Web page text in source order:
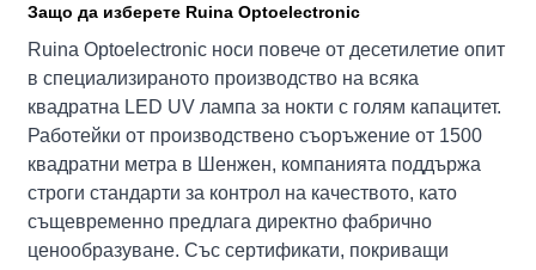
Защо да изберете Ruina Optoelectronic
Ruina Optoelectronic носи повече от десетилетие опит
в специализираното производство на всяка
квадратна LED UV лампа за нокти с голям капацитет.
Работейки от производствено съоръжение от 1500
квадратни метра в Шенжен, компанията поддържа
строги стандарти за контрол на качеството, като
същевременно предлага директно фабрично
ценообразуване. Със сертификати, покриващи